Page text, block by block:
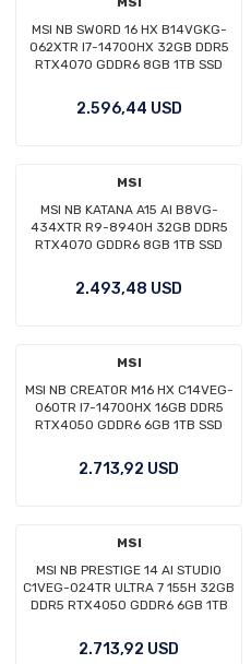
Intel 1200P
Intel 2066P
Intel 4677
Servis Paketi
Yedekleme - Veri Depolama Aksamı
MSI NB SWORD 16 HX B14VGKG-
062XTR I7-14700HX 32GB DDR5
RTX4070 GDDR6 8GB 1TB SSD
2.596,44 USD
MSI
MSI NB KATANA A15 AI B8VG-
434XTR R9-8940H 32GB DDR5
RTX4070 GDDR6 8GB 1TB SSD
2.493,48 USD
MSI
MSI NB CREATOR M16 HX C14VEG-
060TR I7-14700HX 16GB DDR5
RTX4050 GDDR6 6GB 1TB SSD
2.713,92 USD
MSI
MSI NB PRESTIGE 14 AI STUDIO
C1VEG-024TR ULTRA 7 155H 32GB
DDR5 RTX4050 GDDR6 6GB 1TB
2.713,92 USD